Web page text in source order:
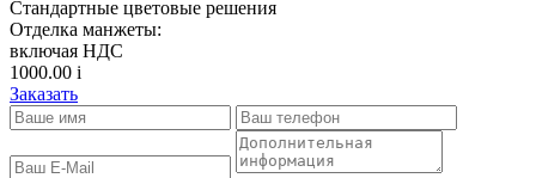
Стандартные цветовые решения
Отделка манжеты:
включая НДС
1000.00 i
Заказать